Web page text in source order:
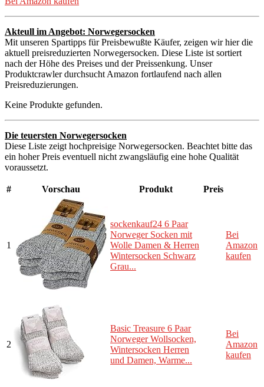
Akteull im Angebot: Norwegersocken
Mit unseren Spartipps für Preisbewußte Käufer, zeigen wir hier die
aktuell preisreduzierten Norwegersocken. Diese Liste ist sortiert
nach der Höhe des Preises und der Preissenkung. Unser
Produktcrawler durchsucht Amazon fortlaufend nach allen
Preisreduzierungen.
Keine Produkte gefunden.
Die teuersten Norwegersocken
Diese Liste zeigt hochpreisige Norwegersocken. Beachtet bitte das
ein hoher Preis eventuell nicht zwangsläufig eine hohe Qualität
voraussetzt.
# Vorschau Produkt Preis
1
sockenkauf24 6 Paar
Norweger Socken mit
Wolle Damen & Herren
Wintersocken Schwarz
Grau...
Bei
Amazon
kaufen
2
Basic Treasure 6 Paar
Norweger Wollsocken,
Wintersocken Herren
und Damen, Warme...
Bei
Amazon
kaufen